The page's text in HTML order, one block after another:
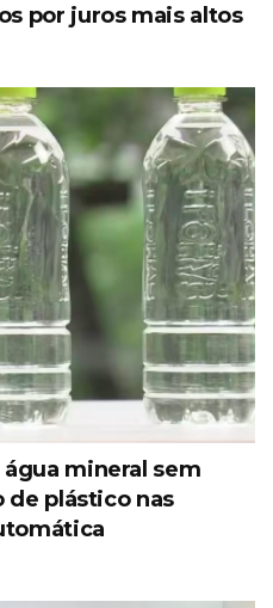
por juros mais altos
água mineral sem
de plástico nas